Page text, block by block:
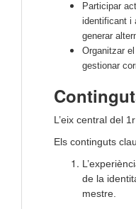
Participar
identificant i
generar
Organitzar
gestionar
L’eix central del
Els continguts
de la
mestre.